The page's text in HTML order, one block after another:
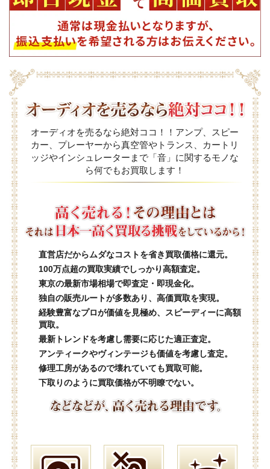
オーディオを売るなら絶対ココ！！アンプ、スピー
カー、プレーヤーから真空管やトランス、カートリ
ッジやインシュレーターまで「音」に関するモノな
ら何でもお買取します！
直営店だからムダなコストを省き買取価格に還元。
100万点超の買取実績でしっかり高額査定。
東京の最新市場相場で即査定・即現金化。
独自の販売ルートが多数あり、高価買取を実現。
経験豊富なプロが価値を見極め、スピーディーに高額
買取。
最新トレンドを考慮し需要に応じた適正査定。
アンティークやヴィンテージも価値を考慮し査定。
修理工房があるので壊れていても買取可能。
下取りのように買取価格が不明瞭でない。